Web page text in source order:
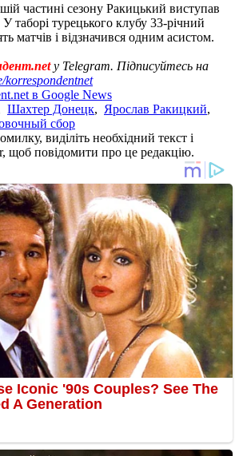
частині сезону Ракицький виступав
таборі турецького клубу 33-річний
матчів і відзначився одним асистом.
у Telegram. Підписуйтесь на
korrespondentnet
в Google News
Шахтер Донецк, Ярослав Ракицкий,
сбор
виділіть необхідний текст і
щоб повідомити про це редакцію.